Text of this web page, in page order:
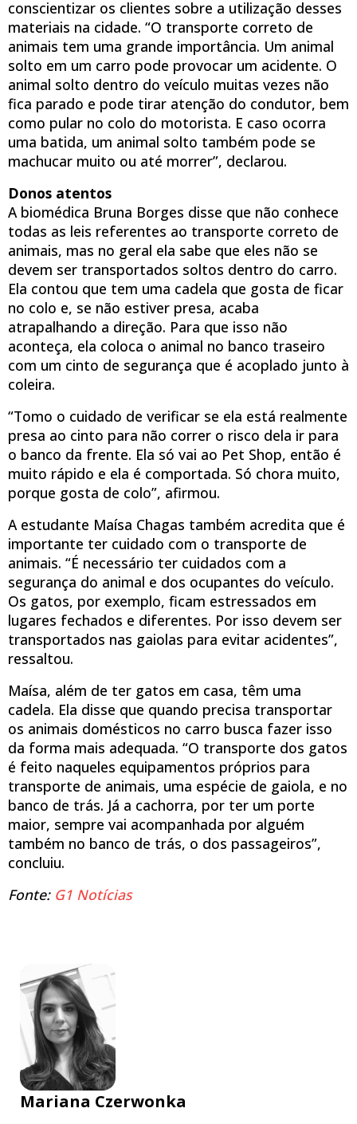
conscientizar os clientes sobre a utilização desses
materiais na cidade. “O transporte correto de
animais tem uma grande importância. Um animal
solto em um carro pode provocar um acidente. O
animal solto dentro do veículo muitas vezes não
fica parado e pode tirar atenção do condutor, bem
como pular no colo do motorista. E caso ocorra
uma batida, um animal solto também pode se
machucar muito ou até morrer”, declarou.
Donos atentos
A biomédica Bruna Borges disse que não conhece
todas as leis referentes ao transporte correto de
animais, mas no geral ela sabe que eles não se
devem ser transportados soltos dentro do carro.
Ela contou que tem uma cadela que gosta de ficar
no colo e, se não estiver presa, acaba
atrapalhando a direção. Para que isso não
aconteça, ela coloca o animal no banco traseiro
com um cinto de segurança que é acoplado junto à
coleira.
“Tomo o cuidado de verificar se ela está realmente
presa ao cinto para não correr o risco dela ir para
o banco da frente. Ela só vai ao Pet Shop, então é
muito rápido e ela é comportada. Só chora muito,
porque gosta de colo”, afirmou.
A estudante Maísa Chagas também acredita que é
importante ter cuidado com o transporte de
animais. “É necessário ter cuidados com a
segurança do animal e dos ocupantes do veículo.
Os gatos, por exemplo, ficam estressados em
lugares fechados e diferentes. Por isso devem ser
transportados nas gaiolas para evitar acidentes”,
ressaltou.
Maísa, além de ter gatos em casa, têm uma
cadela. Ela disse que quando precisa transportar
os animais domésticos no carro busca fazer isso
da forma mais adequada. “O transporte dos gatos
é feito naqueles equipamentos próprios para
transporte de animais, uma espécie de gaiola, e no
banco de trás. Já a cachorra, por ter um porte
maior, sempre vai acompanhada por alguém
também no banco de trás, o dos passageiros”,
concluiu.
Fonte: G1 Notícias
Mariana Czerwonka